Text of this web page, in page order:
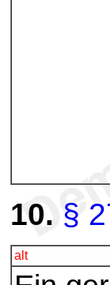
10. §
alt